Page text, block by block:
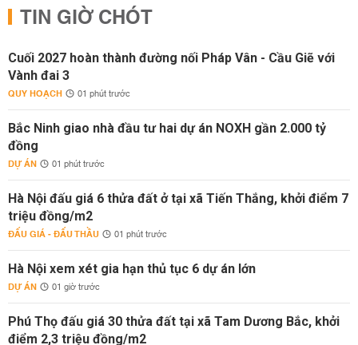
TIN GIỜ CHÓT
Cuối 2027 hoàn thành đường nối Pháp Vân - Cầu Giẽ với
Vành đai 3
QUY HOẠCH 01 phút trước
Bắc Ninh giao nhà đầu tư hai dự án NOXH gần 2.000 tỷ
đồng
DỰ ÁN 01 phút trước
Hà Nội đấu giá 6 thửa đất ở tại xã Tiến Thắng, khởi điểm 7
triệu đồng/m2
ĐẤU GIÁ - ĐẤU THẦU 01 phút trước
Hà Nội xem xét gia hạn thủ tục 6 dự án lớn
DỰ ÁN 01 giờ trước
Phú Thọ đấu giá 30 thửa đất tại xã Tam Dương Bắc, khởi
điểm 2,3 triệu đồng/m2